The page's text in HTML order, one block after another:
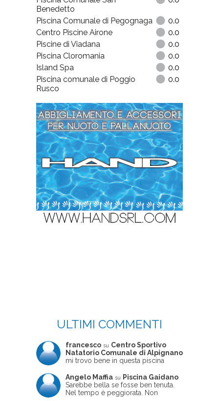
Benedetto
Piscina Comunale di Pegognaga
0.0
Centro Piscine Airone
0.0
Piscine di Viadana
0.0
Piscina Cloromania
0.0
Island Spa
0.0
Piscina comunale di Poggio
Rusco
0.0
ULTIMI COMMENTI
francesco su Centro Sportivo
Natatorio Comunale di Alpignano
mi trovo bene in questa piscina
Angelo Maffia su
Piscina Gaidano
Sarebbe bella se fosse ben tenuta.
Nel tempo è peggiorata. Non